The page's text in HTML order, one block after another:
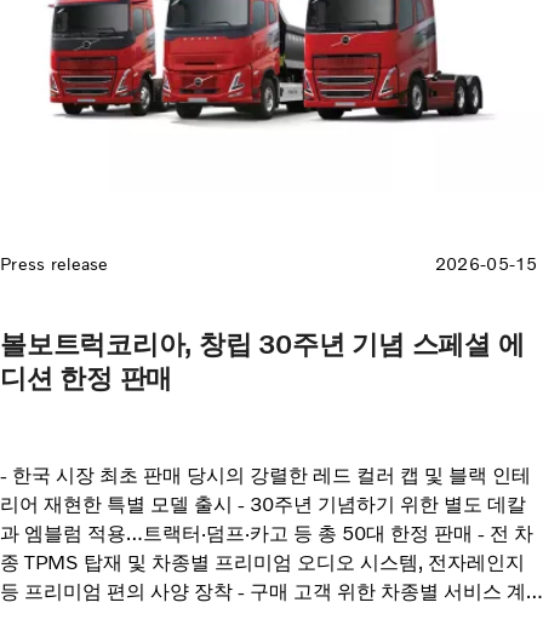
Press release 2026-05-15
볼보트럭코리아, 창립 30주년 기념 스페셜 에
디션 한정 판매
- 한국 시장 최초 판매 당시의 강렬한 레드 컬러 캡 및 블랙 인테
리어 재현한 특별 모델 출시 - 30주년 기념하기 위한 별도 데칼
과 엠블럼 적용…트랙터·덤프·카고 등 총 50대 한정 판매 - 전 차
종 TPMS 탑재 및 차종별 프리미엄 오디오 시스템, 전자레인지
등 프리미엄 편의 사양 장착 - 구매 고객 위한 차종별 서비스 계